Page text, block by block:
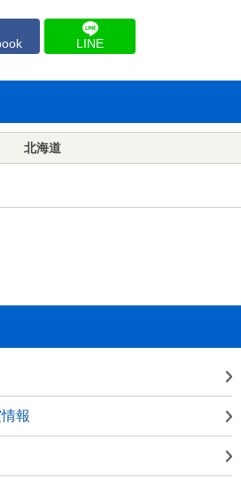
LINE
北海道
報